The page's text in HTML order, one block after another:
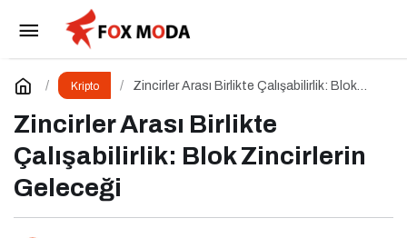
Kripto
Zincirler Arası Birlikte Çalışabilirlik: Blok
Zincirler Arası Birlikte
Çalışabilirlik: Blok Zincirlerin
Geleceği
BtcTurk’te Şüpheli İşlem Alarmı: 48 Milyon
Dolarlık Çıkış İddiası
Yorum Yap